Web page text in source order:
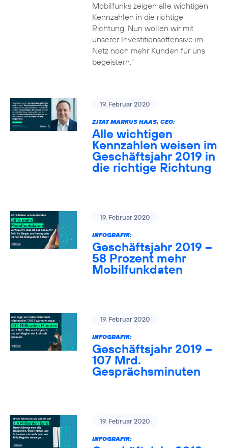
Mobilfunks zeigen alle wichtigen
Kennzahlen in die richtige
Richtung. Nun wollen wir mit
unserer Investitionsoffensive im
Netz noch mehr Kunden für uns
begeistern.“
19. Februar 2020
ZITAT MARKUS HAAS, CEO:
Alle wichtigen
Kennzahlen weisen im
Geschäftsjahr 2019 in
die richtige Richtung
19. Februar 2020
INFOGRAFIK:
Geschäftsjahr 2019 –
58 Prozent mehr
Mobilfunkdaten
19. Februar 2020
INFOGRAFIK:
Geschäftsjahr 2019 –
107 Mrd.
Gesprächsminuten
19. Februar 2020
INFOGRAFIK: